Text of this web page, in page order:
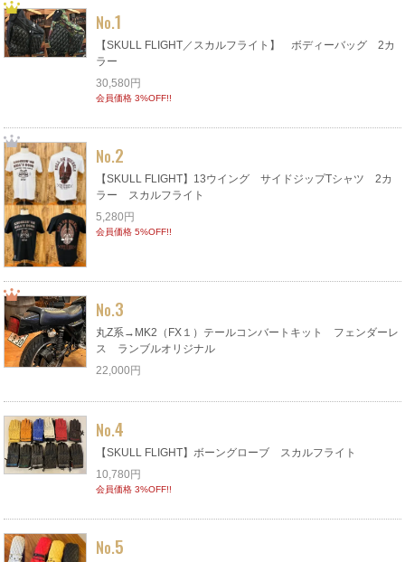
No.1
【SKULL FLIGHT／スカルフライト】 ボディーバッグ 2カ
ラー
30,580円
会員価格 3%OFF!!
No.2
【SKULL FLIGHT】13ウイング サイドジップTシャツ 2カ
ラー スカルフライト
5,280円
会員価格 5%OFF!!
No.3
丸Z系→MK2（FX１）テールコンバートキット フェンダーレ
ス ランブルオリジナル
22,000円
No.4
【SKULL FLIGHT】ボーングローブ スカルフライト
10,780円
会員価格 3%OFF!!
No.5